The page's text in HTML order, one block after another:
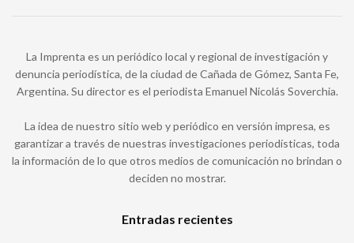
La Imprenta es un periódico local y regional de investigación y
denuncia periodística, de la ciudad de Cañada de Gómez, Santa Fe,
Argentina. Su director es el periodista Emanuel Nicolás Soverchia.
La idea de nuestro sitio web y periódico en versión impresa, es
garantizar a través de nuestras investigaciones periodísticas, toda
la información de lo que otros medios de comunicación no brindan o
deciden no mostrar.
Entradas recientes